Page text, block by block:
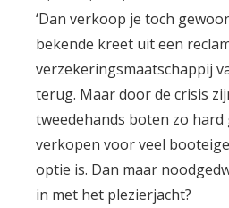
‘Dan verkoop je toch
bekende kreet uit een
verzekeringsmaatschappij
terug. Maar door de crisis
tweedehands boten zo hard
verkopen voor veel
optie is. Dan maar
in met het plezierjacht?